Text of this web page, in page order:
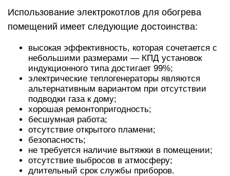
Использование электрокотлов для обогрева
помещений имеет следующие достоинства:
высокая эффективность, которая сочетается с
небольшими размерами — КПД установок
индукционного типа достигает 99%;
электрические теплогенераторы являются
альтернативным вариантом при отсутствии
подводки газа к дому;
хорошая ремонтопригодность;
бесшумная работа;
отсутствие открытого пламени;
безопасность;
не требуется наличие вытяжки в помещении;
отсутствие выбросов в атмосферу;
длительный срок службы приборов.